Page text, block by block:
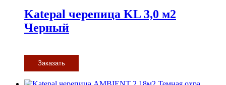
Katepal черепица KL 3,0 м2
Черный
Заказать